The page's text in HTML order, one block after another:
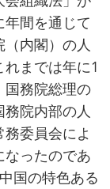
年間を通じて
内閣）の人
までは年に1
国務院総理の
院内部の人
委員会によ
なったのであ
国の特色ある